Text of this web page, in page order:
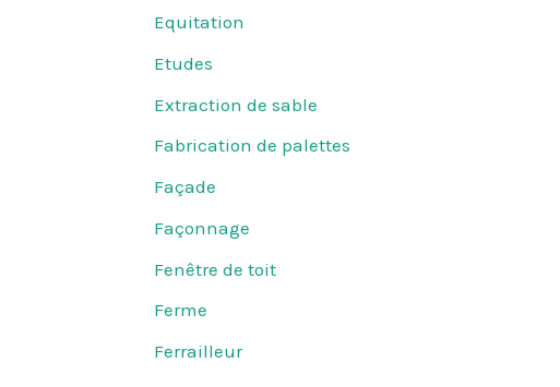
Equitation
Etudes
Extraction de sable
Fabrication de palettes
Façade
Façonnage
Fenêtre de toit
Ferme
Ferrailleur